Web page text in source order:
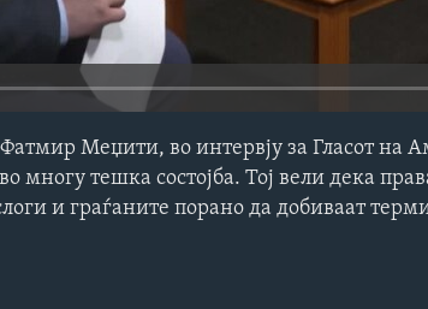
Меџити, во интервју за Гласот на
многу тешка состојба. Тој вели дека
и граѓаните порано да добиваат